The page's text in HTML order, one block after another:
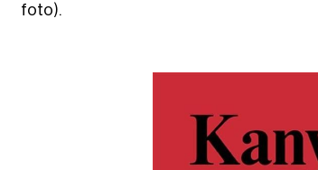
foto).